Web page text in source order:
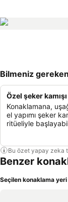
Bilmeniz
Özel şeker
Konaklamana,
el yapımı şeker
ritüeliyle
Bu özet yapay zeka
Benzer
Seçilen konaklama yeri